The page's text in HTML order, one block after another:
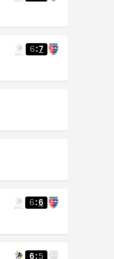
6:7
6:6
6:5